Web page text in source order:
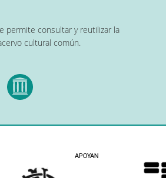
permite consultar y reutilizar la
cultural común.